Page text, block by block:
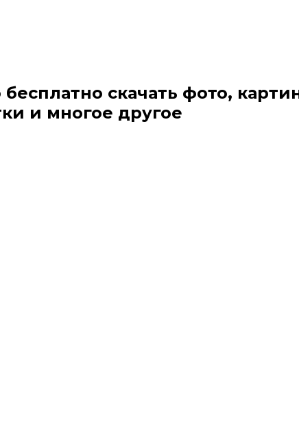
скачать фото,
и многое другое